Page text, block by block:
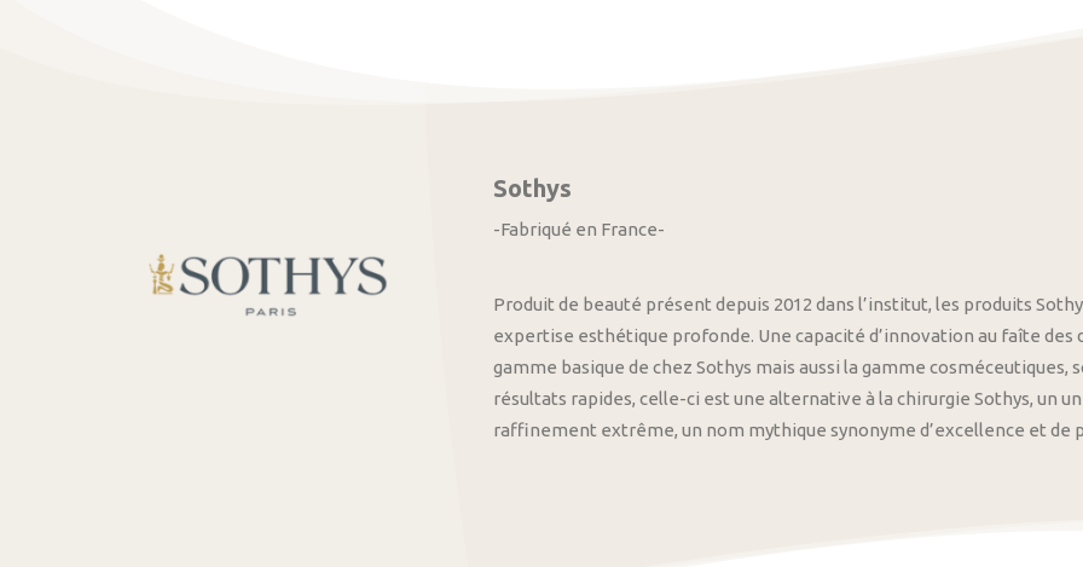
Sothys
-Fabriqué en France-
Produit de beauté présent depuis 2012 dans l’institut, les produits
expertise esthétique profonde. Une capacité d’innovation au faîte
gamme basique de chez Sothys mais aussi la gamme
résultats rapides, celle-ci est une alternative à la chirurgie Sothys, un
raffinement extrême, un nom mythique synonyme d’excellence et de